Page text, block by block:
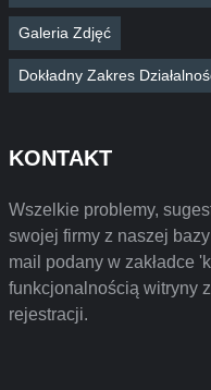
Galeria Zdjęć
Dokładny Zakres
KONTAKT
Wszelkie problemy,
swojej firmy z naszej
mail podany w zakładce
funkcjonalnością witryny
rejestracji.